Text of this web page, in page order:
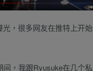
，很多网友在推特上开
间，我跟Ryusuke在几个